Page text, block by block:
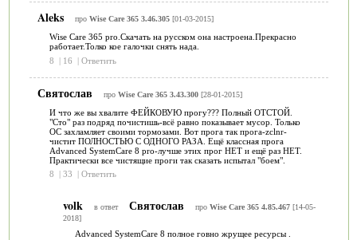
Aleks про Wise Care 365 3.46.305[01-03-2015]
Wise Care 365 pro.Скачать на русском она настроена.Прекрасно
работает.Толко кое галочки снять нада.
8
| 16 | Ответить
Святослав про Wise Care 365 3.43.300[28-01-2015]
И что же вы хвалите ФЕЙКОВУЮ прогу??? Полный ОТСТОЙ.
"Сто" раз подряд почистишь-всё равно показывает мусор. Только
ОС захламляет своими тормозами. Вот прога так прога-zclnr-
чистит ПОЛНОСТЬЮ С ОДНОГО РАЗА. Ещё классная прога
Advanced SystemCare 8 pro-лучше этих прог НЕТ и ещё раз НЕТ.
Практически все чистящие проги так сказать испытал "боем".
8
| 33 | Ответить
volk в ответ Святослав про Wise Care 365 4.85.467[14-05-
2018]
Advanced SystemCare 8 полное говно жрущее ресурсы .